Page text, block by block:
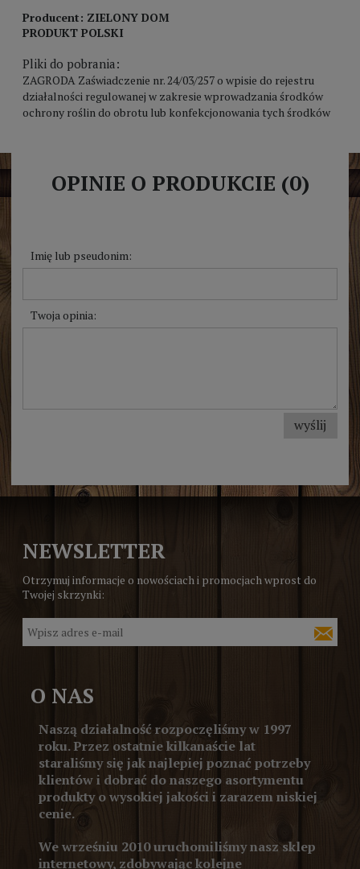
Producent: ZIELONY DOM
PRODUKT POLSKI
Pliki do pobrania:
ZAGRODA Zaświadczenie nr. 24/03/257 o wpisie do rejestru
działalności regulowanej w zakresie wprowadzania środków
ochrony roślin do obrotu lub konfekcjonowania tych środków
OPINIE O PRODUKCIE (0)
Imię lub pseudonim:
Twoja opinia:
wyślij
NEWSLETTER
Otrzymuj informacje o nowościach i promocjach wprost do
Twojej skrzynki:
O NAS
Naszą działalność rozpoczęliśmy w 1997
roku. Przez ostatnie kilkanaście lat
staraliśmy się jak najlepiej poznać potrzeby
klientów i dobrać do naszego asortymentu
produkty o wysokiej jakości i zarazem niskiej
cenie.
We wrześniu 2010 uruchomiliśmy nasz sklep
internetowy, zdobywając kolejne